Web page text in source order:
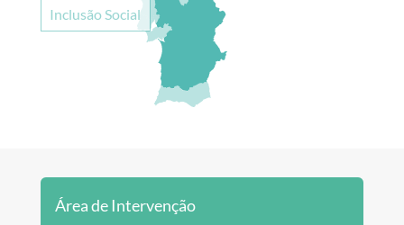
Inclusão Social
Área de Intervenção